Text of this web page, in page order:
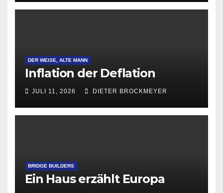
DER WEISE, ALTE MANN
Inflation der Deflation
JULI 11, 2026 DIETER BROCKMEYER
BRIDGE BUILDERS
Ein Haus erzählt Europa